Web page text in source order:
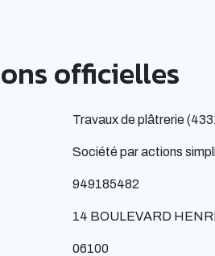
officielles
Travaux de plâtrerie
Société par actions
949185482
14 BOULEVARD
06100